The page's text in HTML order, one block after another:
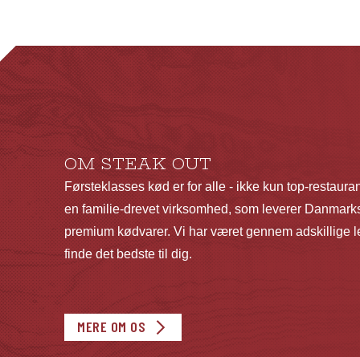
varianter.
Mulighederne
kan
vælges
på
varesidenOM STEAK OUT
Førsteklasses kød er for alle - ikke kun top-
en familie-drevet virksomhed, som leverer
premium kødvarer. Vi har været gennem adskillige
finde det bedste til dig.
MERE OM OS